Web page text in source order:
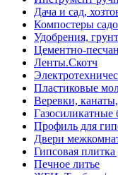
Дача и сад,
Компостеры
Удобрения,
Цементно-
Ленты.Скотч
Пластиковые
Веревки,
Газосиликатные
Профиль для
Двери
Гипсовая плитка
Печное литье